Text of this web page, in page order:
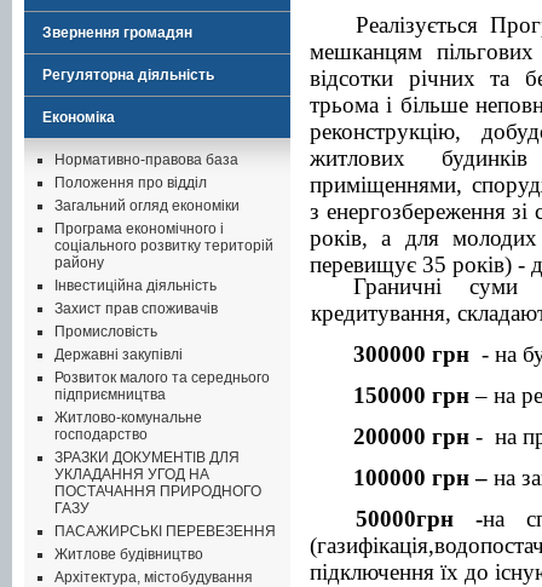
Звернення громадян
Регуляторна діяльність
Економіка
Нормативно-правова база
Положення про відділ
Загальний огляд економіки
Програма економічного і
соціального розвитку територій
району
Інвестиційна діяльність
Захист прав споживачів
Промисловість
Державні закупівлі
Розвиток малого та середнього
підприємництва
Житлово-комунальне
господарство
ЗРАЗКИ ДОКУМЕНТІВ ДЛЯ
УКЛАДАННЯ УГОД НА
ПОСТАЧАННЯ ПРИРОДНОГО
ГАЗУ
ПАСАЖИРСЬКІ ПЕРЕВЕЗЕННЯ
Житлове будівництво
Архітектура, містобудування
Реалізується
мешканцям
відсотки річних та
трьома і більше
реконструкцію,
житлових
приміщеннями,
з енергозбереження
років, а для
перевищує 35 років) -
Граничні суми
кредитування,
300000 грн - на
150000 грн– на
200000 грн - на
100000 грн – на
50000грн -на
підключення їх до